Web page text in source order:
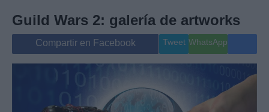
Internacional
Viajes
Gente
Musica
Guild Wars 2: galería de artworks
Compartir en Facebook Tweet WhatsApp